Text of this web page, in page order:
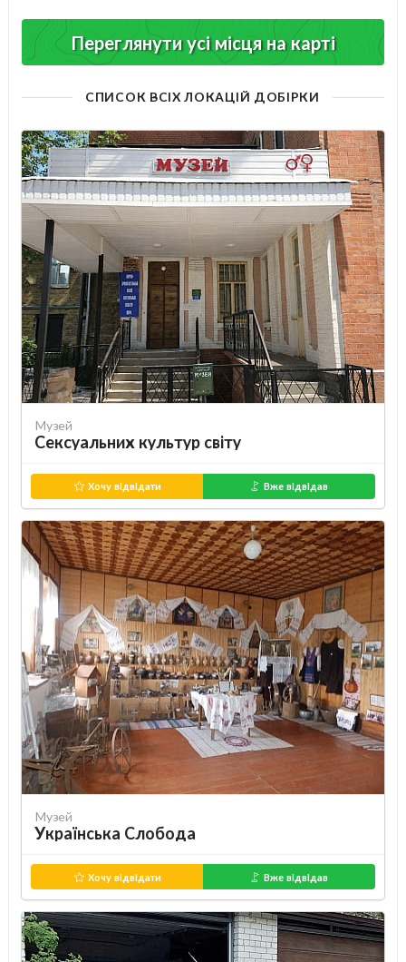
Переглянути усі місця на карті
СПИСОК ВСІХ ЛОКАЦІЙ ДОБІРКИ
Музей
Сексуальних культур світу
Хочу відвідати Вже відвідав
Музей
Українська Слобода
Хочу відвідати Вже відвідав